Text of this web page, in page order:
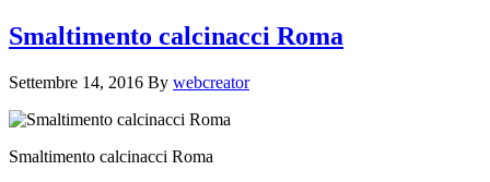
Smaltimento calcinacci Roma
Settembre 14, 2016 By webcreator
Smaltimento calcinacci Roma